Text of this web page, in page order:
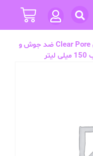
اسکراب پاک کننده منافذ سیمپل مدل Clear Pore ضد جوش و